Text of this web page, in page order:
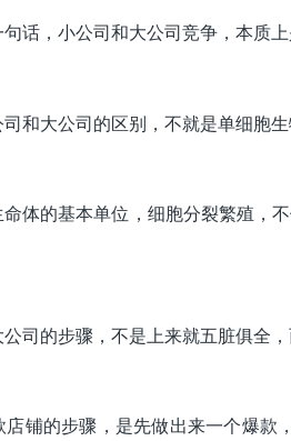
话，小公司和大公司竞争，本质
和大公司的区别，不就是单细胞生
体的基本单位，细胞分裂繁殖，
司的步骤，不是上来就五脏俱全
铺的步骤，是先做出来一个爆